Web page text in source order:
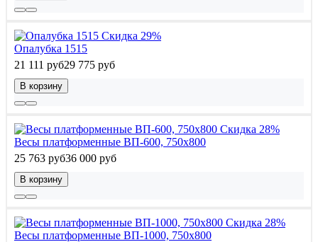
Скидка 29%
Опалубка 1515
21 111 руб29 775 руб
В корзину
Скидка 28%
Весы платформенные ВП-600, 750x800
25 763 руб36 000 руб
В корзину
Скидка 28%
Весы платформенные ВП-1000, 750x800